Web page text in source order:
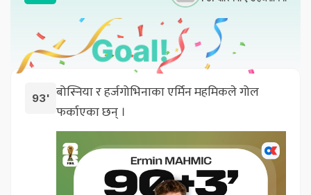
93' बोस्निया र हर्जगोभिनाका एर्मिन महमिकले गोल
फर्काएका छन् ।